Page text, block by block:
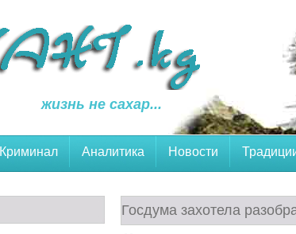
жизнь не сахар...
Криминал Аналитика Новости
Госдума захотела